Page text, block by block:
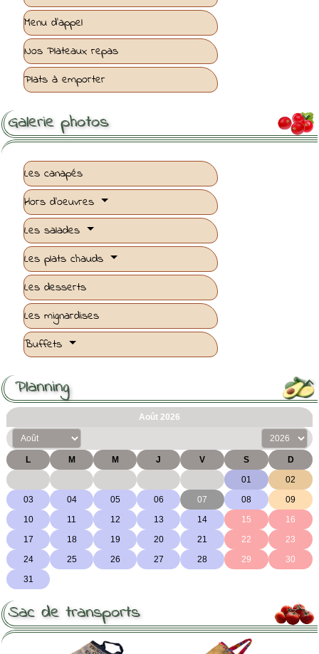
Menu d'appel
Nos Plateaux repas
Plats à emporter

Galerie photos
Les canapés
Hors d'oeuvres
Les salades
Les plats chauds
Les desserts
Les mignardises
Buffets

Planning
Sac de transports